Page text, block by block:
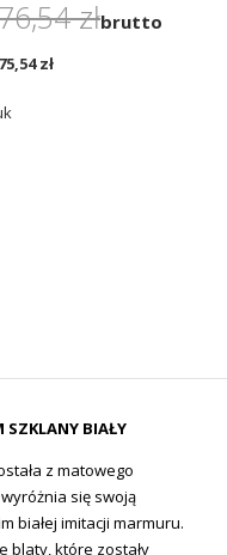
złbrutto
zł
SZKLANY BIAŁY
z matowego
się swoją
białej imitacji marmuru.
blaty, które zostały